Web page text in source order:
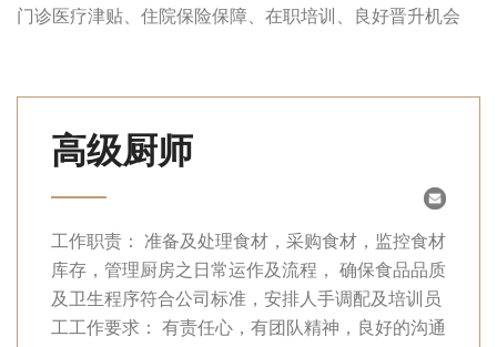
门诊医疗津贴、住院保险保障、在职培训、良好晋升机会
高级厨师
工作职责： 准备及处理食材，采购食材，监控食材
库存，管理厨房之日常运作及流程， 确保食品品质
及卫生程序符合公司标准，安排人手调配及培训员
工工作要求： 有责任心，有团队精神，良好的沟通